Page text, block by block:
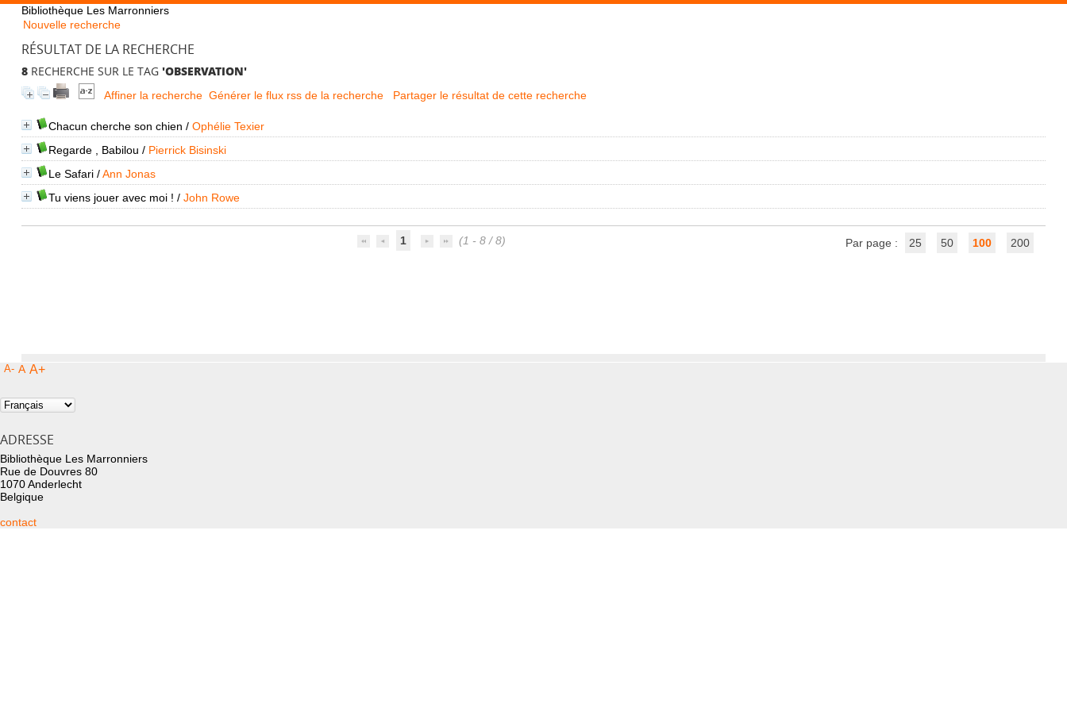
Bibliothèque Les Marronniers
Nouvelle recherche
RÉSULTAT DE LA RECHERCHE
8RECHERCHE SUR LE TAG 'OBSERVATION'
Affiner la recherche Générer le flux rss de la recherche Partager le résultat de cette recherche
Chacun cherche son chien / Ophélie Texier
Regarde , Babilou / Pierrick Bisinski
Le Safari/Ann Jonas
Tu viens jouer avec moi ! / John Rowe
1 (1 - 8 / 8) Par page : 25 50 100 200
A- A A+
ADRESSE
Bibliothèque Les Marronniers
Rue de Douvres 80
1070 Anderlecht
Belgique
contact